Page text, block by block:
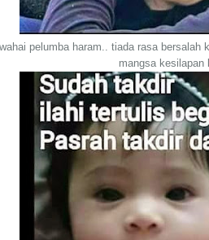
pelumba haram.. tiada rasa
mangsa kesilapan